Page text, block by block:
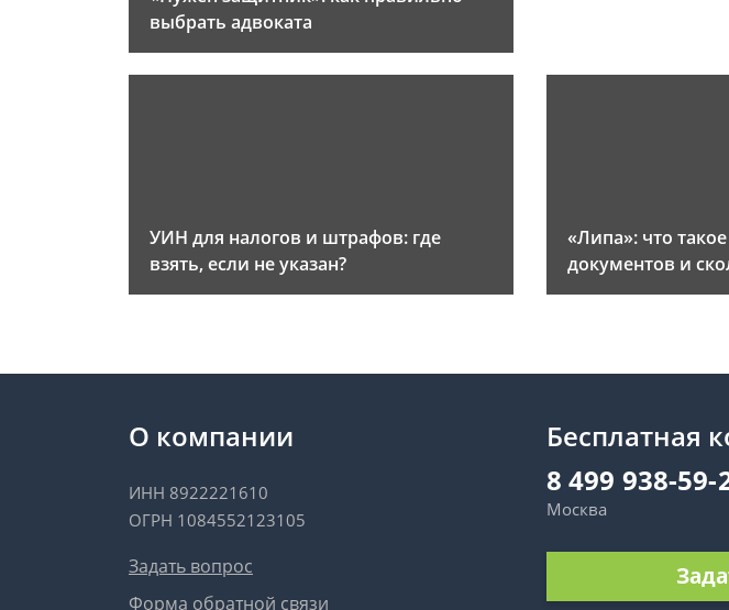
выбрать адвоката
УИН для налогов и штрафов: где
взять, если не указан?
«Липа»: что
документов и
О компании
ИНН 8922221610
ОГРН 1084552123105
Задать вопрос
Форма обратной связи
Бесплатная
8 499 938-59-
Москва